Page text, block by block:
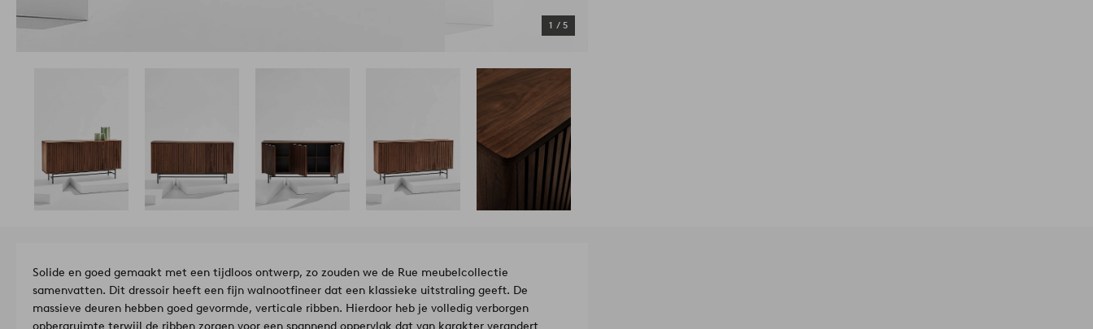
1 / 5
Solide en goed gemaakt met een tijdloos ontwerp, zo zouden we de Rue meubelcollectie
samenvatten. Dit dressoir heeft een fijn walnootfineer dat een klassieke uitstraling geeft. De
massieve deuren hebben goed gevormde, verticale ribben. Hierdoor heb je volledig verborgen
opbergruimte terwijl de ribben zorgen voor een spannend oppervlak dat van karakter verandert